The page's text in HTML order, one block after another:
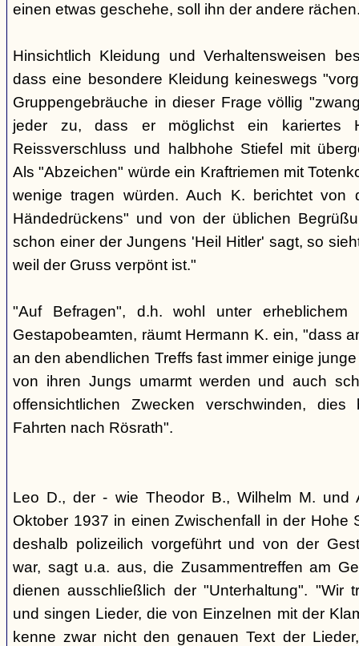
einen etwas geschehe, soll ihn der andere
Hinsichtlich Kleidung und Verhaltensweisen
dass eine besondere Kleidung keineswegs
Gruppengebräuche in dieser Frage völlig
jeder zu, dass er möglichst ein kariertes
Reissverschluss und halbhohe Stiefel mit
Als "Abzeichen" würde ein Kraftriemen mit
wenige tragen würden. Auch K. berichtet von
Händedrückens" und von der üblichen
schon einer der Jungens 'Heil Hitler' sagt, so
weil der Gruss verpönt ist."
"Auf Befragen", d.h. wohl unter erheblichem
Gestapobeamten, räumt Hermann K. ein, "dass
an den abendlichen Treffs fast immer einige
von ihren Jungs umarmt werden und auch
offensichtlichen Zwecken verschwinden,
Fahrten nach Rösrath".
Leo D., der - wie Theodor B., Wilhelm M. und
Oktober 1937 in einen Zwischenfall in der Hohe
deshalb polizeilich vorgeführt und von der
war, sagt u.a. aus, die Zusammentreffen am
dienen ausschließlich der "Unterhaltung". "Wir
und singen Lieder, die von Einzelnen mit der
kenne zwar nicht den genauen Text der